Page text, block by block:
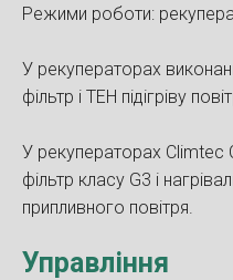
Режими роботи:
У рекуператорах
фільтр і ТЕН підігріву
У рекуператорах Climtec
фільтр класу G3 і
припливного повітря.
Управління